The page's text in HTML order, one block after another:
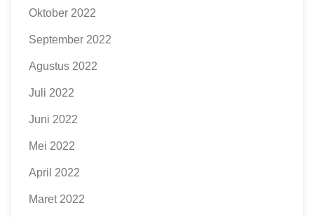
Oktober 2022
September 2022
Agustus 2022
Juli 2022
Juni 2022
Mei 2022
April 2022
Maret 2022